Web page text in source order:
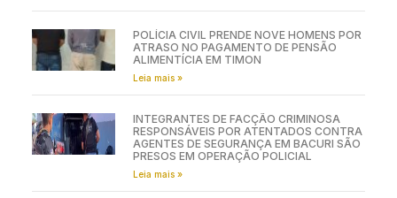
POLÍCIA CIVIL PRENDE NOVE HOMENS POR
ATRASO NO PAGAMENTO DE PENSÃO
ALIMENTÍCIA EM TIMON
Leia mais »
INTEGRANTES DE FACÇÃO CRIMINOSA
RESPONSÁVEIS POR ATENTADOS CONTRA
AGENTES DE SEGURANÇA EM BACURI SÃO
PRESOS EM OPERAÇÃO POLICIAL
Leia mais »